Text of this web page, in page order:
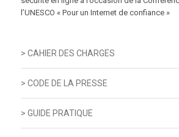
l’UNESCO « Pour un Internet de confiance »
> CAHIER DES CHARGES
> CODE DE LA PRESSE
> GUIDE PRATIQUE